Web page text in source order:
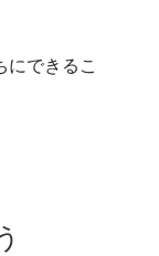
にできるこ